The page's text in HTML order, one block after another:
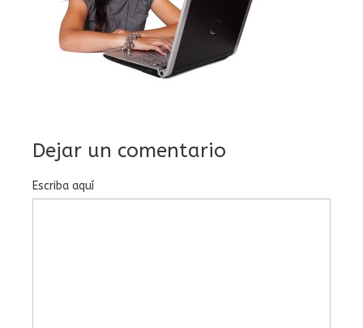
Dejar un comentario
Escriba aquí